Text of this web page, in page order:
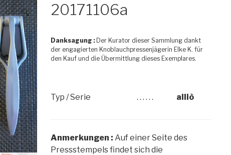
🔍 20171106a
Danksagung : Der Kurator dieser Sammlung dankt
der engagierten Knoblauchpressenjägerin Elke K. für
den Kauf und die Übermittlung dieses Exemplares.
Typ / Serie . . . . . . alliò
Anmerkungen : Auf einer Seite des
Pressstempels findet sich die